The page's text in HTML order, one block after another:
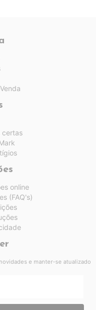
certas
online
(FAQ's)
e manter-se atualizado